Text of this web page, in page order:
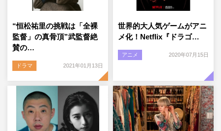
“恒松祐里の挑戦は「全裸
監督」の真骨頂”武監督絶
賛の…
ドラマ 2021年01月13日
世界的大人気ゲームがアニ
メ化！Netflix『ドラゴ…
アニメ 2020年07月15日